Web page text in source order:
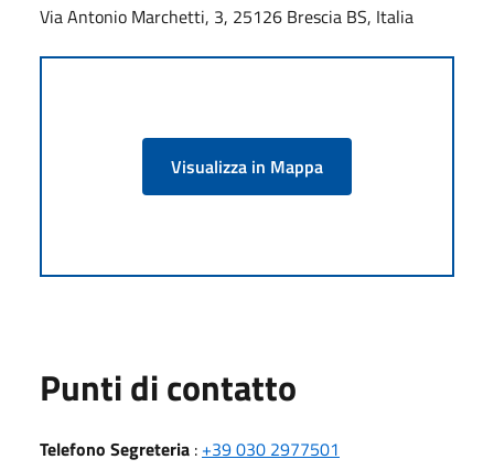
Via Antonio Marchetti, 3, 25126 Brescia BS, Italia
Visualizza in Mappa
Punti di contatto
Telefono Segreteria : +39 030 2977501